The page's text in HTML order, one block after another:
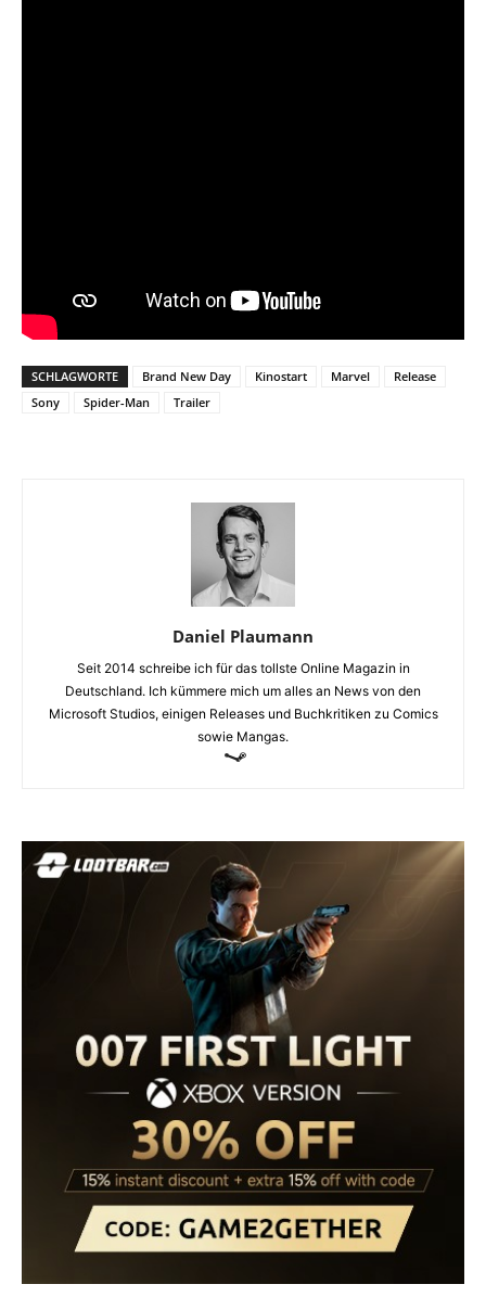
SCHLAGWORTE Brand New Day Kinostart Marvel
Release
Sony
Spider-Man Trailer
Daniel Plaumann
Seit 2014 schreibe ich für das tollste Online Magazin in
Deutschland. Ich kümmere mich um alles an News von den
Microsoft Studios, einigen Releases und Buchkritiken zu Comics
sowie Mangas.